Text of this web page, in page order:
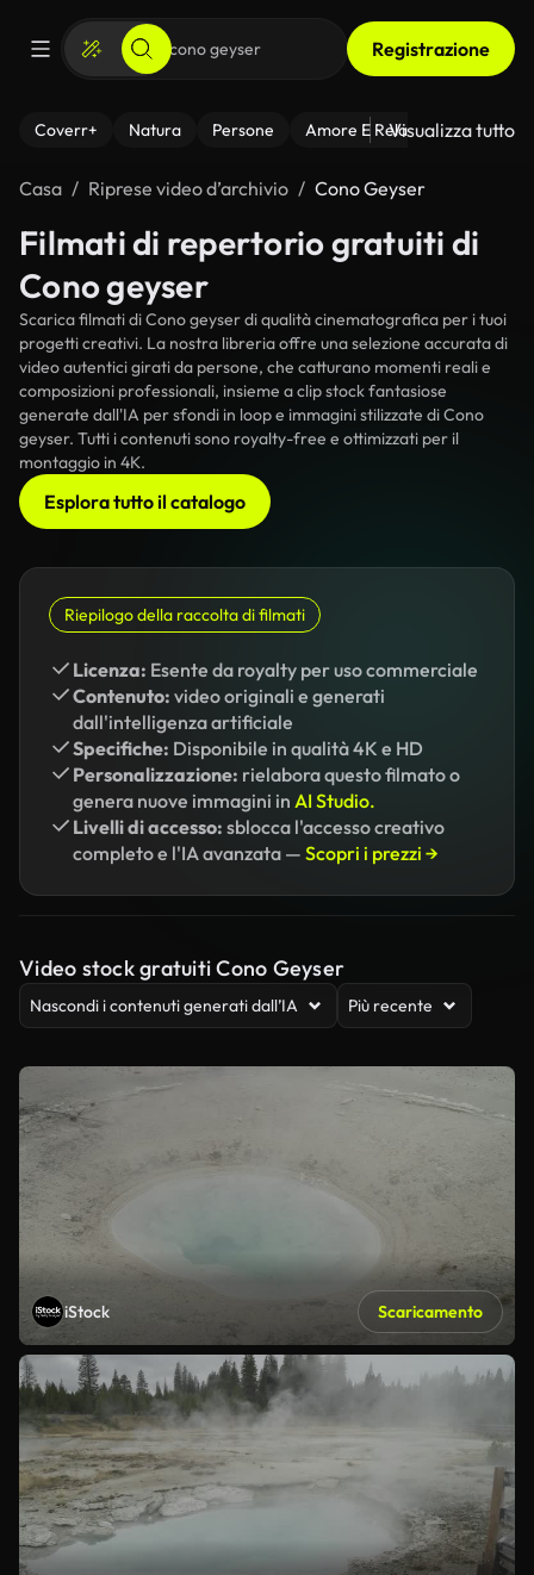
Registrazione
Coverr+ Natura Persone Amore E Relazioni Il
Visualizza tutto
Casa Riprese video d’archivio Cono Geyser
Filmati di repertorio gratuiti di
Cono geyser
Scarica filmati di Cono geyser di qualità cinematografica per i tuoi
progetti creativi. La nostra libreria offre una selezione accurata di
video autentici girati da persone, che catturano momenti reali e
composizioni professionali, insieme a clip stock fantasiose
generate dall'IA per sfondi in loop e immagini stilizzate di Cono
geyser. Tutti i contenuti sono royalty-free e ottimizzati per il
montaggio in 4K.
Esplora tutto il catalogo
Riepilogo della raccolta di filmati
Licenza: Esente da royalty per uso commerciale
Contenuto: video originali e generati
dall'intelligenza artificiale
Specifiche: Disponibile in qualità 4K e HD
Personalizzazione: rielabora questo filmato o
genera nuove immagini in AI Studio.
Livelli di accesso: sblocca l'accesso creativo
completo e l'IA avanzata — Scopri i prezzi →
Video stock gratuiti Cono Geyser
Nascondi i contenuti generati dall’IA Più recente
iStock Scaricamento